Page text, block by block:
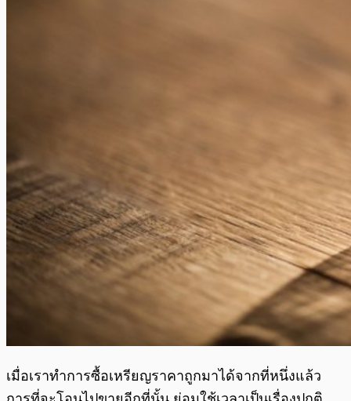
เมื่อเราทำการซื้อเหรียญราคาถูกมาได้จากที่หนึ่งแล้ว